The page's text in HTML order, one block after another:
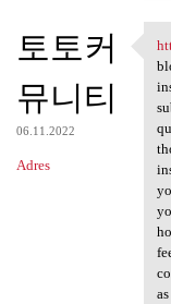
토토커
뮤니티
06.11.2022
Adres